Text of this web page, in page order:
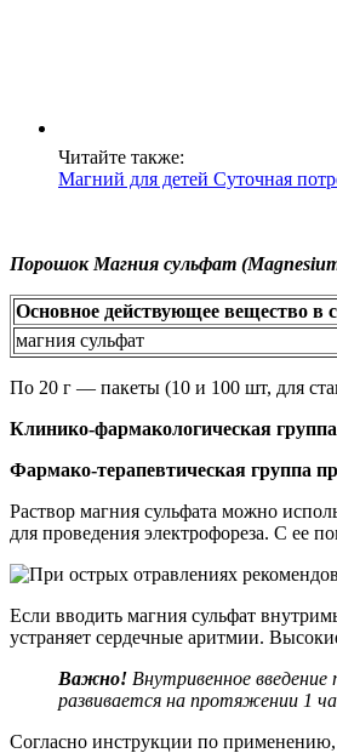
Читайте также:
Магний для детей Суточная
Порошок Магния сульфат
Основное действующее вещество в
магния сульфат
По 20 г — пакеты (10 и 100 шт, для
Клинико-фармакологическая
Фармако-терапевтическая группа
Раствор магния сульфата можно
для проведения электрофореза. С ее
Если вводить магния сульфат
устраняет сердечные аритмии.
Важно! Внутривенное
развивается на протяжении 1
Согласно инструкции по